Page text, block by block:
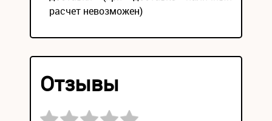
расчет невозможен)
Отзывы